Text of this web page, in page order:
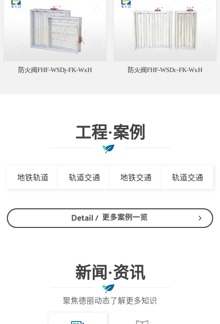
防火阀FHF-WSDj-FK-WxH 防火阀FHF-WSDc-FK-WxH
工程·案例
地铁轨道 轨道交通 地铁交通 轨道交通
新闻·资讯
聚焦德丽动态了解更多知识